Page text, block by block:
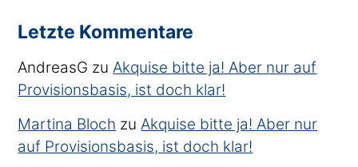
Letzte Kommentare
AndreasG zuAkquise bitte ja! Aber nur auf
Provisionsbasis, ist doch klar!
Martina Bloch zuAkquise bitte ja! Aber nur
auf Provisionsbasis, ist doch klar!